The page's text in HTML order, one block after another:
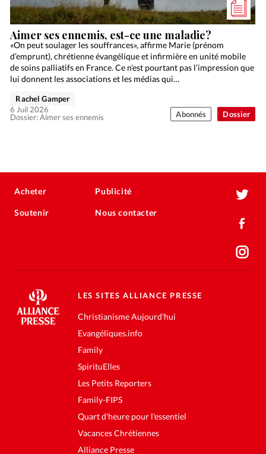
Dossier
Aimer ses ennemis, est-ce une maladie?
«On peut soulager les souffrances», affirme Marie (prénom
d’emprunt), chrétienne évangélique et infirmière en unité mobile
de soins palliatifs en France. Ce n’est pourtant pas l’impression que
lui donnent les associations et les médias qui…
Dossier: Aimer ses ennemis
Rachel Gamper
6 Juil 2026
Abonnés
Acheter
Soutenir
Publicité
Nous contacter
LES SITES ALLIANCE PRESSE
Christianisme Aujourd'hui
Evangéliques.info
Family
SpirituElles
Les Petits Reporters
Family-FIPS
Quart d'heure pour l'essentiel
Vacances Chrétiennes
Alliance Presse